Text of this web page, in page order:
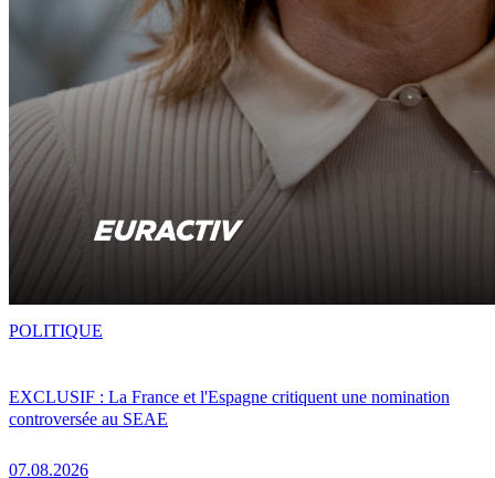
EXCLUSIF : La France et l'Espagne critiquent une nomination
controversée au SEAE
07.08.2026
POLITIQUE